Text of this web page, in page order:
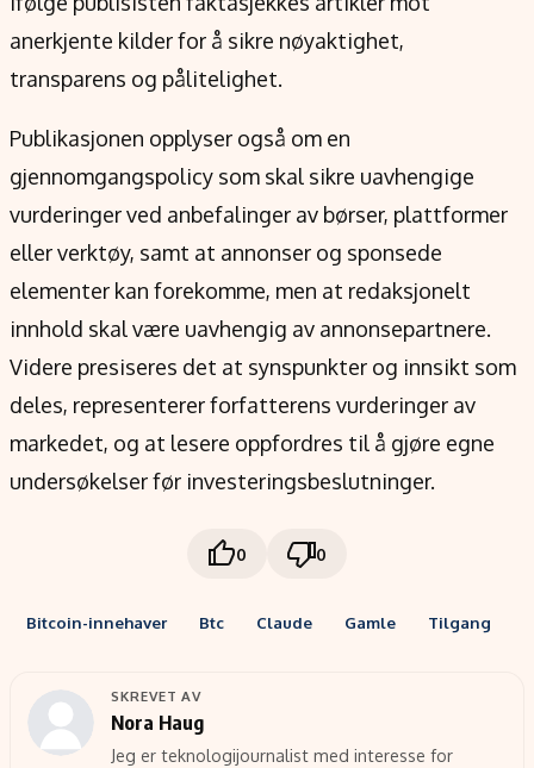
anerkjente kilder for å sikre nøyaktighet,
transparens og pålitelighet.
Publikasjonen opplyser også om en
gjennomgangspolicy som skal sikre uavhengige
vurderinger ved anbefalinger av børser, plattformer
eller verktøy, samt at annonser og sponsede
elementer kan forekomme, men at redaksjonelt
innhold skal være uavhengig av annonsepartnere.
Videre presiseres det at synspunkter og innsikt som
deles, representerer forfatterens vurderinger av
markedet, og at lesere oppfordres til å gjøre egne
undersøkelser før investeringsbeslutninger.
0 0
Bitcoin-innehaver Btc Claude Gamle Tilgang
SKREVET AV
Nora Haug
Jeg er teknologijournalist med interesse for